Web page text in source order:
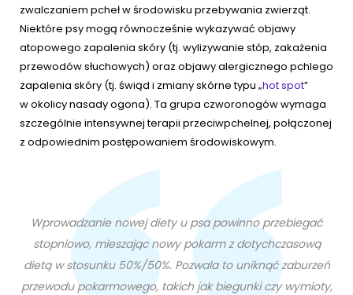
zwalczaniem pcheł w środowisku przebywania zwierząt.
Niektóre psy mogą równocześnie wykazywać objawy
atopowego zapalenia skóry (tj. wylizywanie stóp, zakażenia
przewodów słuchowych) oraz objawy alergicznego pchlego
zapalenia skóry (tj. świąd i zmiany skórne typu „hot spot”
w okolicy nasady ogona). Ta grupa czworonogów wymaga
szczególnie intensywnej terapii przeciwpchelnej, połączonej
z odpowiednim postępowaniem środowiskowym.
Wprowadzanie nowej diety u psa powinno przebiegać
stopniowo, mieszając nowy pokarm z dotychczasową
dietą w stosunku 50%/50%. Pozwala to uniknąć zaburzeń
przewodu pokarmowego, takich jak biegunki czy wymioty,